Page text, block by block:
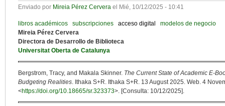
Enviado por Mireia Pérez Cervera el Mié, 10/12/2025 - 10:41
libros académicos subscripciones acceso digital
modelos de negocio
Mireia Pérez Cervera
Directora de Desarrollo de Biblioteca
Universitat Oberta de Catalunya
Bergstrom, Tracy, and Makala Skinner. The Current State of Academic E-
Budgeting Realities. Ithaka S+R. Ithaka S+R. 13 August 2025. Web. 4
<https://doi.org/10.18665/sr.323373>. [Consulta: 10/12/2025].